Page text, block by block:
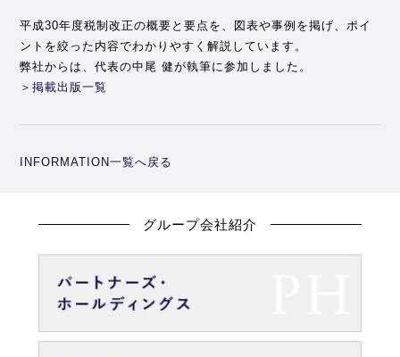
平成30年度税制改正の概要と要点を、図表や事例を掲げ、ポイ
ントを絞った内容でわかりやすく解説しています。
弊社からは、代表の中尾 健が執筆に参加しました。
＞掲載出版一覧
INFORMATION一覧へ戻る
グループ会社紹介